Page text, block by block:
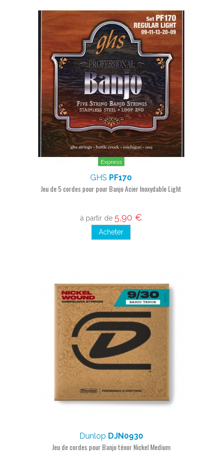
Express
GHS PF170
Jeu de 5 cordes pour pour Banjo Acier Inoxydable Light
à partir de 5,90 €
Acheter
Dunlop DJN0930
Jeu de cordes pour Banjo ténor Nickel Medium